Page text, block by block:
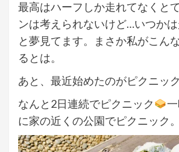
最高はハーフしか走れてなくと
ンは考えられないけど…いつか
と夢見てます。まさか私がこん
るとは。
あと、最近始めたのがピクニック
なんと2日連続でピクニック
に家の近くの公園でピクニック。